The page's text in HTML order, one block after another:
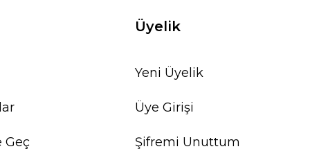
Geç
Üyelik
Yeni Üyelik
Üye Girişi
Şifremi Unuttum